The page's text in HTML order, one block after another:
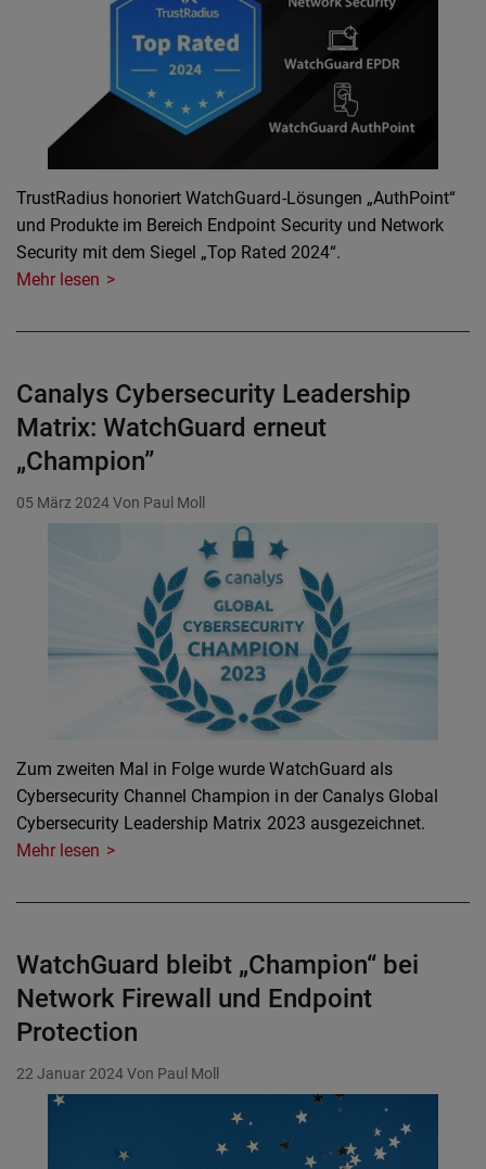
TrustRadius honoriert WatchGuard-Lösungen „AuthPoint“
und Produkte im Bereich Endpoint Security und Network
Security mit dem Siegel „Top Rated 2024“.
Mehr lesen
Canalys Cybersecurity Leadership
Matrix: WatchGuard erneut
„Champion”
05 März 2024 Von Paul Moll
Zum zweiten Mal in Folge wurde WatchGuard als
Cybersecurity Channel Champion in der Canalys Global
Cybersecurity Leadership Matrix 2023 ausgezeichnet.
Mehr lesen
WatchGuard bleibt „Champion“ bei
Network Firewall und Endpoint
Protection
22 Januar 2024 Von Paul Moll